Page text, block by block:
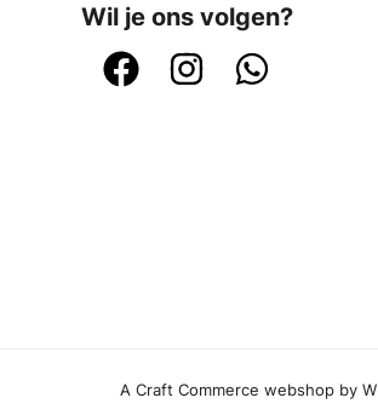
Wil je ons volgen?
A Craft Commerce webshop by